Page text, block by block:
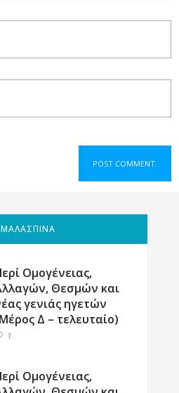
Ομογένειας,
Θεσμών και
γενιάς ηγετών
Δ – τελευταίο)
1
Ομογένειας,